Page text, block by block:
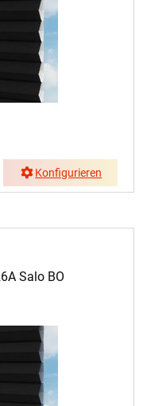
Konfigurieren
Salo BO